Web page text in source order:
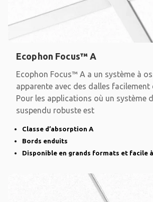
Ecophon Focus™ A
Ecophon Focus™ A a un système à
apparente avec des dalles facilement
Pour les applications où un système
suspendu robuste est
Classe d’absorption A
Bords enduits
Disponible en grands formats et facile